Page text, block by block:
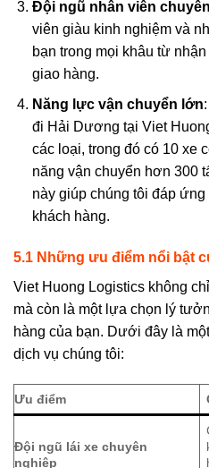
Đội ngũ nhân viên
viên giàu kinh nghiệm và
bạn trong mọi khâu từ
giao hàng.
Năng lực vận chuyển lớn
đi Hải Dương tại Viet
các loại, trong đó có 10 xe
năng vận chuyển hơn 300
này giúp chúng tôi đáp
khách hàng.
5.1 Những ưu điểm nổi bật
Viet Huong Logistics không
mà còn là một lựa chọn lý
hàng của bạn. Dưới đây là
dịch vụ chúng tôi:
Ưu điểm
Đội ngũ lái xe chuyên
nghiệp